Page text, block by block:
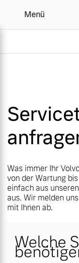
Ihr
Menü
Aktuelle
Über uns
Unsere News
Menü
Aktuelle
Über uns
Unsere News
Was immer Ihr
von der Wartung
einfach aus
aus. Wir melden
mit Ihnen ab.
Welche